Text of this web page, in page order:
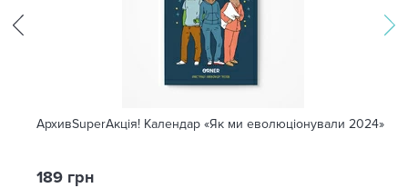
АрхивSuperАкція! Календар «Як ми еволюціонували 2024»
189 грн